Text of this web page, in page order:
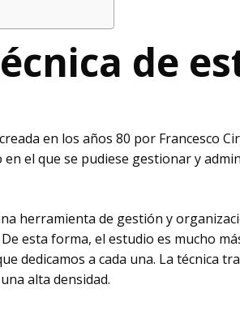
de
en los años 80 por Francesco
el que se pudiese gestionar y
herramienta de gestión y
esta forma, el estudio es mucho
dedicamos a cada una. La técnica
alta densidad.